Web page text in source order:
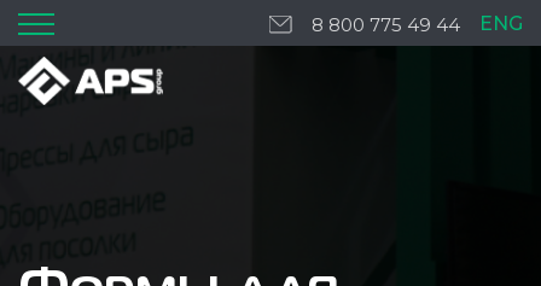
8 800 775 49 44 ENG